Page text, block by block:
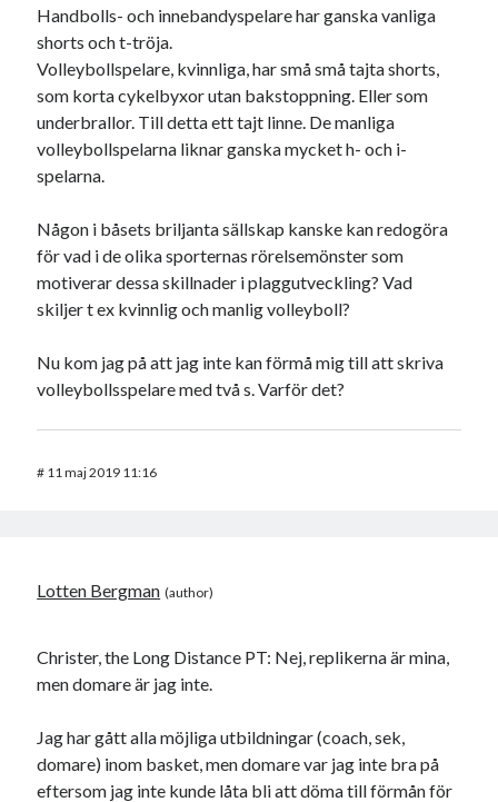
Handbolls- och innebandyspelare har ganska vanliga
shorts och t-tröja.
Volleybollspelare, kvinnliga, har små små tajta shorts,
som korta cykelbyxor utan bakstoppning. Eller som
underbrallor. Till detta ett tajt linne. De manliga
volleybollspelarna liknar ganska mycket h- och i-
spelarna.
Någon i båsets briljanta sällskap kanske kan redogöra
för vad i de olika sporternas rörelsemönster som
motiverar dessa skillnader i plaggutveckling? Vad
skiljer t ex kvinnlig och manlig volleyboll?
Nu kom jag på att jag inte kan förmå mig till att skriva
volleybollsspelare med två s. Varför det?
# 11 maj 2019 11:16
Lotten Bergman
Christer, the Long Distance PT: Nej, replikerna är mina,
men domare är jag inte.
Jag har gått alla möjliga utbildningar (coach, sek,
domare) inom basket, men domare var jag inte bra på
eftersom jag inte kunde låta bli att döma till förmån för